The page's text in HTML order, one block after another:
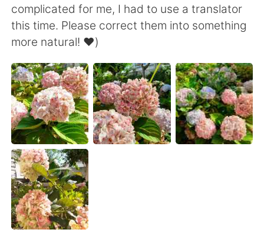
Русский
Indonesia
Türkçe Tiếng Việt
Português
complicated for me, I had to use a translator
this time. Please correct them into something
more natural! ❤)